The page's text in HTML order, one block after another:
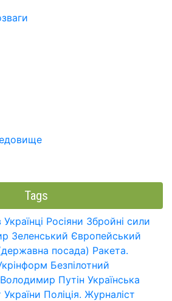
Tags
Українці Росіяни Збройні сили
Зеленський Європейський
посада) Ракета.
Безпілотний
Володимир Путін Українська
Поліція. Журналіст